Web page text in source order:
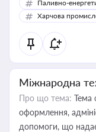
Паливно-
Харчова
Міжнародна
Про що тема: Тема
оформлення,
допомоги, що